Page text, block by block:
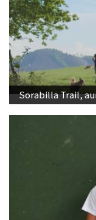
Sorabilla Trail,